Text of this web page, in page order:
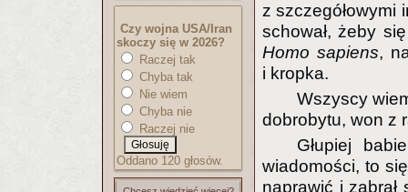
Czy wojna USA/Iran
skoczy się w 2026?
Raczej tak
Chyba tak
Nie wiem
Chyba nie
Raczej nie
Oddano 120 głosów.
z szczegółowymi
schował, żeby
Homo sapiens,
i kropka.
Wszyscy
dobrobytu, won z
Głupiej
wiadomości, to
naprawić i zabrał